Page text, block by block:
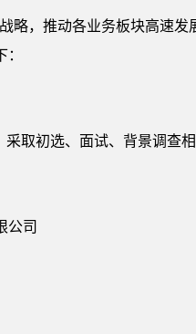
略，推动各业务板块高速
取初选、面试、背景调查相
公司